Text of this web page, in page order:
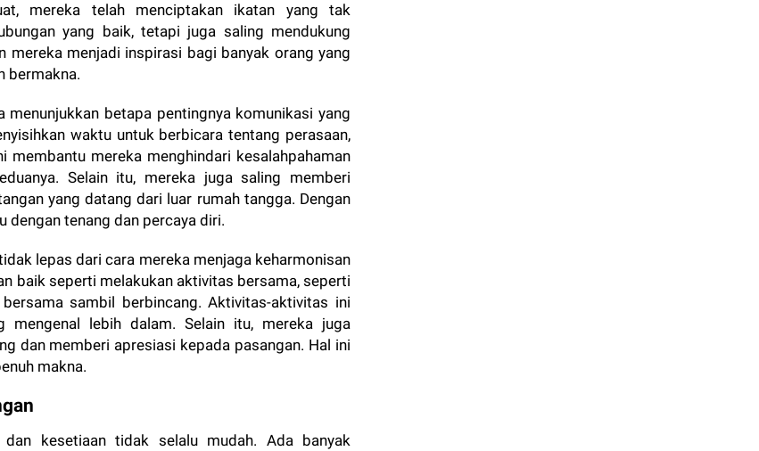
mereka telah menciptakan ikatan yang tak
yang baik, tetapi juga saling mendukung
mereka menjadi inspirasi bagi banyak orang yang
bermakna.
menunjukkan betapa pentingnya komunikasi yang
waktu untuk berbicara tentang perasaan,
membantu mereka menghindari kesalahpahaman
Selain itu, mereka juga saling memberi
yang datang dari luar rumah tangga. Dengan
dengan tenang dan percaya diri.
lepas dari cara mereka menjaga keharmonisan
baik seperti melakukan aktivitas bersama, seperti
sambil berbincang. Aktivitas-aktivitas ini
mengenal lebih dalam. Selain itu, mereka juga
dan memberi apresiasi kepada pasangan. Hal ini
makna.
kesetiaan tidak selalu mudah. Ada banyak